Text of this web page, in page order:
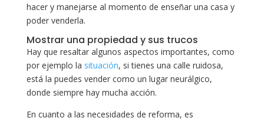
hacer y manejarse al momento de enseñar una casa y
poder venderla.
Mostrar una propiedad y sus trucos
Hay que resaltar algunos aspectos importantes, como
por ejemplo la situación, si tienes una calle ruidosa,
está la puedes vender como un lugar neurálgico,
donde siempre hay mucha acción.
En cuanto a las necesidades de reforma, es